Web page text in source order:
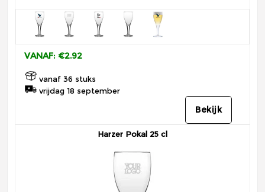
VANAF: €2.92
vanaf 36 stuks
vrijdag 18 september
Bekijk
Harzer Pokal 25 cl